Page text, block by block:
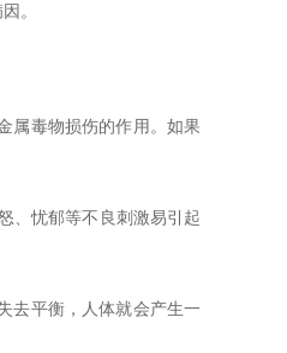
。
属毒物损伤的作用。如果
、忧郁等不良刺激易引起
去平衡，人体就会产生一